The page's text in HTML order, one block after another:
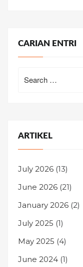
CARIAN ENTRI
for:
ARTIKEL
July 2026 (13)
June 2026 (21)
January 2026 (2)
July 2025 (1)
May 2025 (4)
June 2024 (1)